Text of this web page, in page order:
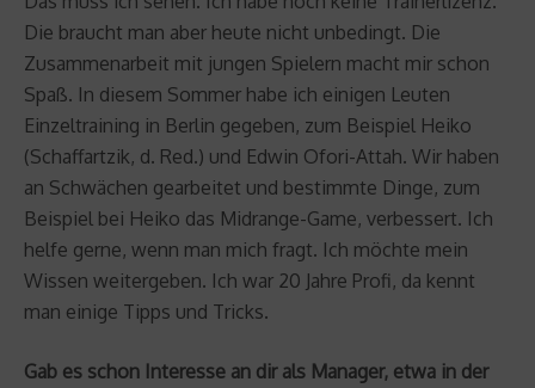
Die braucht man aber heute nicht unbedingt. Die
Zusammenarbeit mit jungen Spielern macht mir schon
Spaß. In diesem Sommer habe ich einigen Leuten
Einzeltraining in Berlin gegeben, zum Beispiel Heiko
(Schaffartzik, d. Red.) und Edwin Ofori-Attah. Wir haben
an Schwächen gearbeitet und bestimmte Dinge, zum
Beispiel bei Heiko das Midrange-Game, verbessert. Ich
helfe gerne, wenn man mich fragt. Ich möchte mein
Wissen weitergeben. Ich war 20 Jahre Profi, da kennt
man einige Tipps und Tricks.
Gab es schon Interesse an dir als Manager, etwa in der